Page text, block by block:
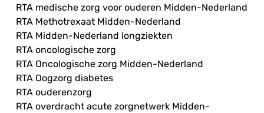
RTA medische zorg voor ouderen Midden-Nederland
RTA Methotrexaat Midden-Nederland
RTA Midden-Nederland longziekten
RTA oncologische zorg
RTA Oncologische zorg Midden-Nederland
RTA Oogzorg diabetes
RTA ouderenzorg
RTA overdracht acute zorgnetwerk Midden-